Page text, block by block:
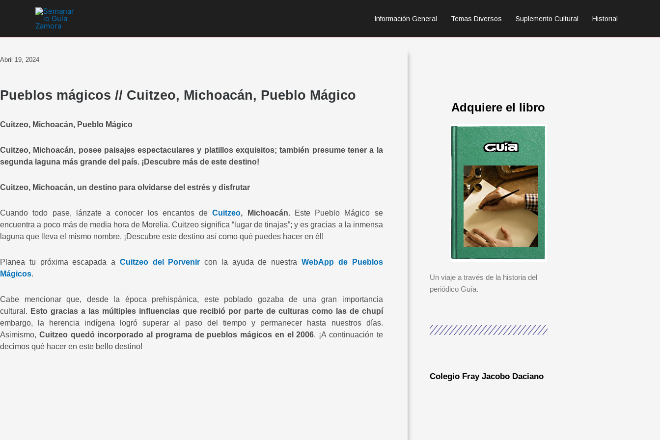
Información General Temas Diversos Suplemento Cultural Historial
Abril 19, 2024
Pueblos mágicos // Cuitzeo, Michoacán, Pueblo Mágico
Cuitzeo, Michoacán, Pueblo Mágico
Cuitzeo, Michoacán, posee paisajes espectaculares y platillos exquisitos; también presume tener a la
segunda laguna más grande del país. ¡Descubre más de este destino!
Cuitzeo, Michoacán, un destino para olvidarse del estrés y disfrutar
Cuando todo pase, lánzate a conocer los encantos de Cuitzeo, Michoacán. Este Pueblo Mágico se
encuentra a poco más de media hora de Morelia. Cuitzeo significa “lugar de tinajas”; y es gracias a la inmensa
laguna que lleva el mismo nombre. ¡Descubre este destino así como qué puedes hacer en él!
Planea tu próxima escapada a Cuitzeo del Porvenir con la ayuda de nuestraWebApp de Pueblos
Mágicos.
Cabe mencionar que, desde la época prehispánica, este poblado gozaba de una gran importancia
cultural. Esto gracias a las múltiples influencias que recibió por parte de culturas como las de chupí
embargo, la herencia indígena logró superar al paso del tiempo y permanecer hasta nuestros días.
Asimismo, Cuitzeo quedó incorporado al programa de pueblos mágicos en el 2006. ¡A continuación te
decimos qué hacer en este bello destino!
Adquiere el libro
Un viaje a través de la historia del
periódico Guía.
Colegio Fray Jacobo Daciano